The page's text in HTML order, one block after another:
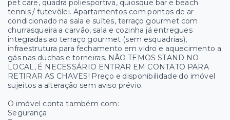
pet care, quadra poliesportiva, quiosque bar e beach
tennis / futevôlei. Apartamentos com pontos de ar
condicionado na sala e suítes, terraço gourmet com
churrasqueira a carvão, sala e cozinha já entregues
integradas ao terraço gourmet (sem esquadrias),
infraestrutura para fechamento em vidro e aquecimento a
gás nas duchas e torneiras. NÃO TEMOS STAND NO
LOCAL, É NECESSÁRIO ENTRAR EM CONTATO PARA
RETIRAR AS CHAVES! Preço e disponibilidade do imóvel
sujeitos a alteração sem aviso prévio.
O imóvel conta também com:
Segurança